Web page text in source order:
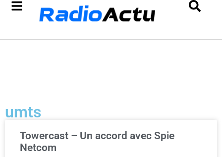
umts
Towercast – Un accord avec Spie
Netcom